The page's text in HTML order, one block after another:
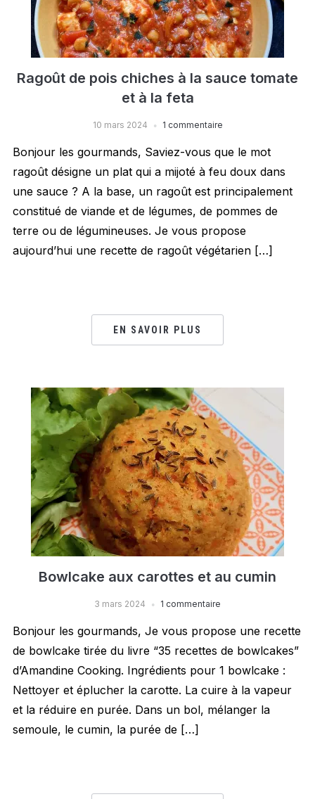
Ragoût de pois chiches à la sauce tomate
et à la feta
10 mars 2024 1 commentaire
Bonjour les gourmands, Saviez-vous que le mot
ragoût désigne un plat qui a mijoté à feu doux dans
une sauce ? A la base, un ragoût est principalement
constitué de viande et de légumes, de pommes de
terre ou de légumineuses. Je vous propose
aujourd’hui une recette de ragoût végétarien […]
EN SAVOIR PLUS
Bowlcake aux carottes et au cumin
3 mars 2024 1 commentaire
Bonjour les gourmands, Je vous propose une recette
de bowlcake tirée du livre “35 recettes de bowlcakes”
d’Amandine Cooking. Ingrédients pour 1 bowlcake :
Nettoyer et éplucher la carotte. La cuire à la vapeur
et la réduire en purée. Dans un bol, mélanger la
semoule, le cumin, la purée de […]